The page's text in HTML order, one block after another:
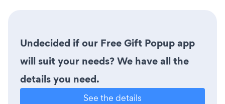
Undecided if our Free Gift Popup app
will suit your needs? We have all the
details you need.
See the details